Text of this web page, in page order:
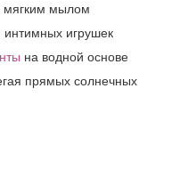
мягким мылом
интимных игрушек
на водной основе
прямых солнечных